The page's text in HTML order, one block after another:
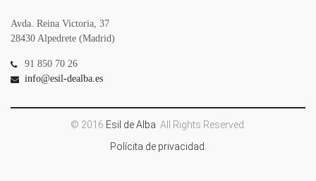
Avda. Reina Victoria, 37
28430 Alpedrete (Madrid)
91 850 70 26
info@esil-dealba.es
© 2016 Esil de Alba . All Rights Reserved.
Polícita de privacidad.